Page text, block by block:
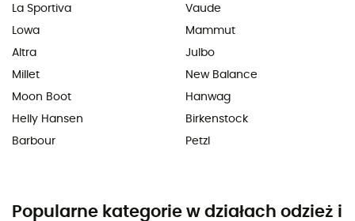
La Sportiva
Lowa
Altra
Millet
Moon Boot
Helly Hansen
Barbour
Vaude
Mammut
Julbo
New Balance
Hanwag
Birkenstock
Petzl
Popularne kategorie w działach odzież i